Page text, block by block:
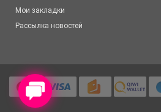
Мои закладки
Рассылка новостей